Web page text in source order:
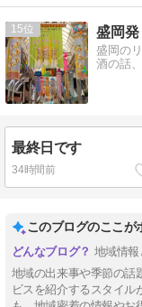
15 盛岡発
盛岡の
酒の話
最終日です
34時間前
このブログのここが
地域情
地域の出来事や季節の話
ビスを紹介するスタイル